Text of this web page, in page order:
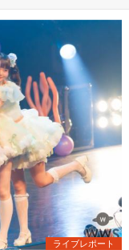
ライブレポート